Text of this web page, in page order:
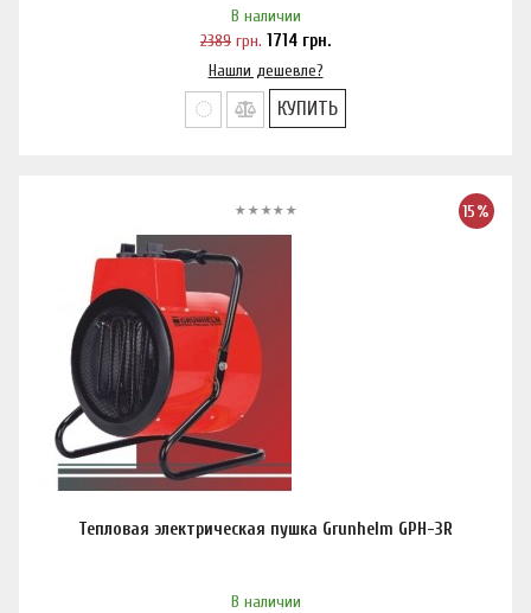
В наличии
2389 грн. 1714 грн.
Нашли дешевле?
КУПИТЬ
15%
Тепловая электрическая пушка Grunhelm GPH-3R
В наличии